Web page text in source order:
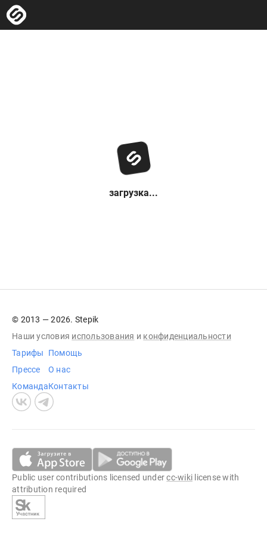
загрузка...
© 2013 — 2026. Stepik
Наши условия использования и конфиденциальности
Тарифы
Прессе
Команда
Помощь
О нас
Контакты
Public user contributions licensed undercc-wiki license with
attribution required